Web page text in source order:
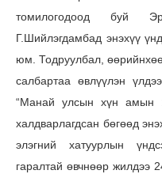
томилогодоод буй
Г.Шийлэгдамбад энэхүү
юм. Тодруулбал,
салбартаа өвлүүлэн
“Манай улсын хүн амын
халдварлагдсан бөгөөд
элэгний хатуурлын
гаралтай өвчнөөр жилдээ